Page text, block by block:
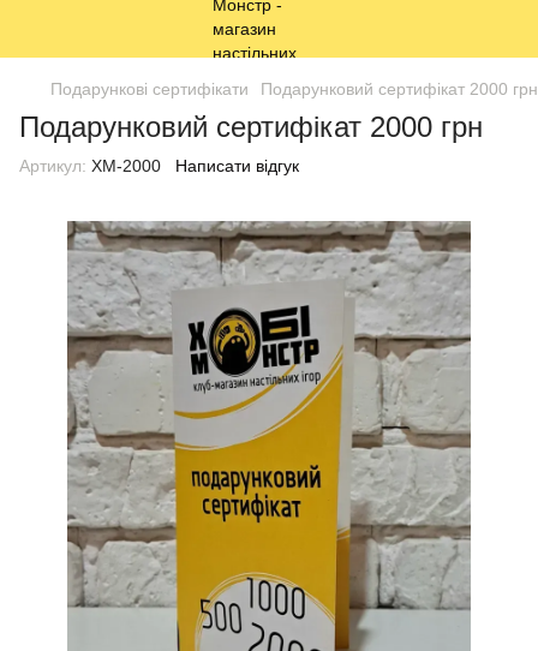
Подарункові сертифікати Подарунковий сертифікат 2000 грн
Подарунковий сертифікат 2000 грн
Артикул: ХМ-2000 Написати відгук